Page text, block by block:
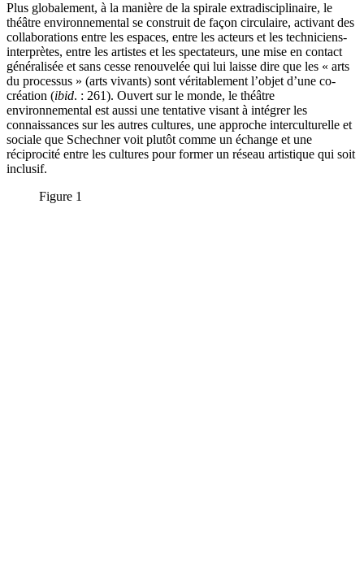
Plus globalement, à la manière de la spirale extradisciplinaire, le
théâtre environnemental se construit de façon circulaire, activant des
collaborations entre les espaces, entre les acteurs et les techniciens-
interprètes, entre les artistes et les spectateurs, une mise en contact
généralisée et sans cesse renouvelée qui lui laisse dire que les « arts
du processus » (arts vivants) sont véritablement l’objet d’une co-
création (ibid. : 261). Ouvert sur le monde, le théâtre
environnemental est aussi une tentative visant à intégrer les
connaissances sur les autres cultures, une approche interculturelle et
sociale que Schechner voit plutôt comme un échange et une
réciprocité entre les cultures pour former un réseau artistique qui soit
inclusif.
Figure 1